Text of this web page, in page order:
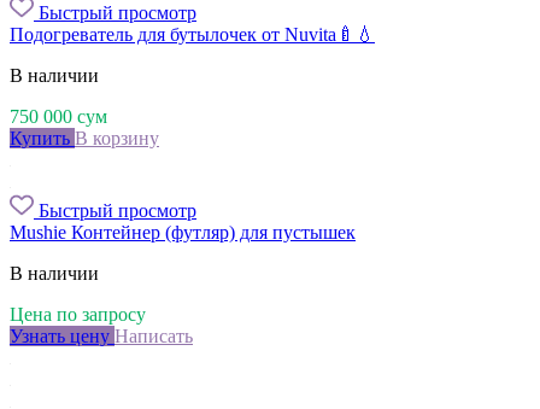
Быстрый просмотр
Подогреватель для бутылочек от Nuvita🍼💧
В наличии
750 000 сум
Купить В корзину
Быстрый просмотр
Mushie Контейнер (футляр) для пустышек
В наличии
Цена по запросу
Узнать цену Написать